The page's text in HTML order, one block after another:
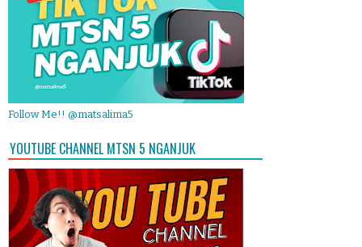
Follow Me!! @matsalima5
YOUTUBE CHANNEL MTSN 5 NGANJUK